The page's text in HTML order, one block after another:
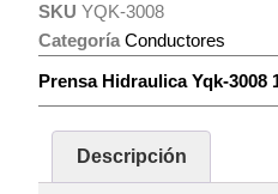
SKUYQK-3008
Categoría Conductores
Prensa Hidraulica Yqk-3008
Descripción